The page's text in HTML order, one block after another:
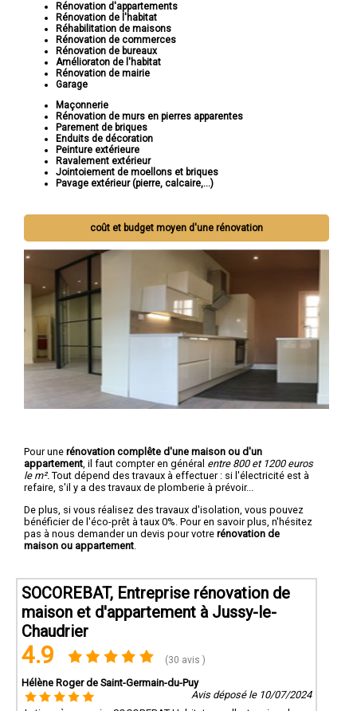
Rénovation d'appartements
Rénovation de l'habitat
Réhabilitation de maisons
Rénovation de commerces
Rénovation de bureaux
Amélioraton de l'habitat
Rénovation de mairie
Garage
Maçonnerie
Rénovation de murs en pierres apparentes
Parement de briques
Enduits de décoration
Peinture extérieure
Ravalement extérieur
Jointoiement de moellons et briques
Pavage extérieur (pierre, calcaire,...)
coût et budget moyen d'une rénovation
Pour une rénovation complête d'une maison ou d'un
appartement , il faut compter en général entre 800 et 1200 euros
le m². Tout dépend des travaux à effectuer : si l'électricité est à
refaire, s'il y a des travaux de plomberie à prévoir...
De plus, si vous réalisez des travaux d'isolation, vous pouvez
bénéficier de l'éco-prêt à taux 0%. Pour en savoir plus, n'hésitez
pas à nous demander un devis pour votre rénovation de
maison ou appartement
SOCOREBAT, Entreprise rénovation de
maison et d'appartement à Jussy-le-
Chaudrier
4.9 (30 avis )
Hélène Roger de Saint-Germain-du-Puy
Avis déposé le 10/07/2024